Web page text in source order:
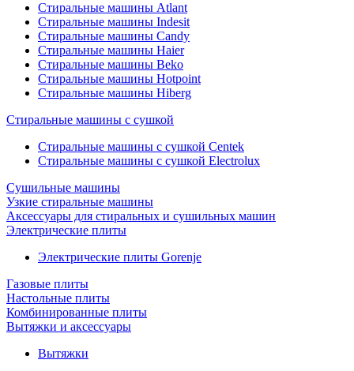
Стиральные машины Atlant
Стиральные машины Indesit
Стиральные машины Candy
Стиральные машины Haier
Стиральные машины Beko
Стиральные машины Hotpoint
Стиральные машины Hiberg
Стиральные машины с сушкой
Стиральные машины с сушкой Centek
Стиральные машины с сушкой Electrolux
Сушильные машины
Узкие стиральные машины
Аксессуары для стиральных и сушильных машин
Электрические плиты
Электрические плиты Gorenje
Газовые плиты
Настольные плиты
Комбинированные плиты
Вытяжки и аксессуары
Вытяжки